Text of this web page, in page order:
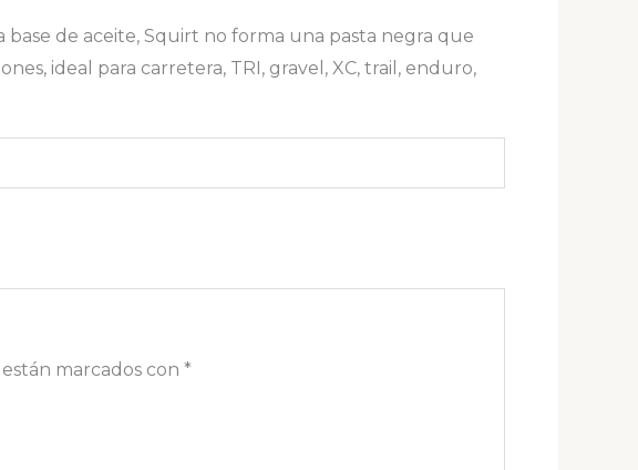
de aceite, Squirt no forma una pasta negra que
ideal para carretera, TRI, gravel, XC, trail, enduro,
marcados con *